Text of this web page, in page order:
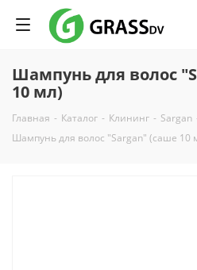
Шампунь для волос
10 мл)
Главная - Каталог - Клининг - Sargan
Шампунь для волос "Sargan" (саше 10